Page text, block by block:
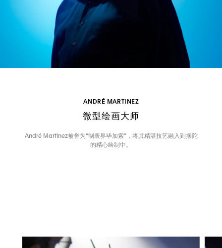
ANDRÉ MARTINEZ
微型绘画大师
André Martinez被誉为“制表界毕加索”，将其精湛技艺融入到摆陀
的精心绘制中。